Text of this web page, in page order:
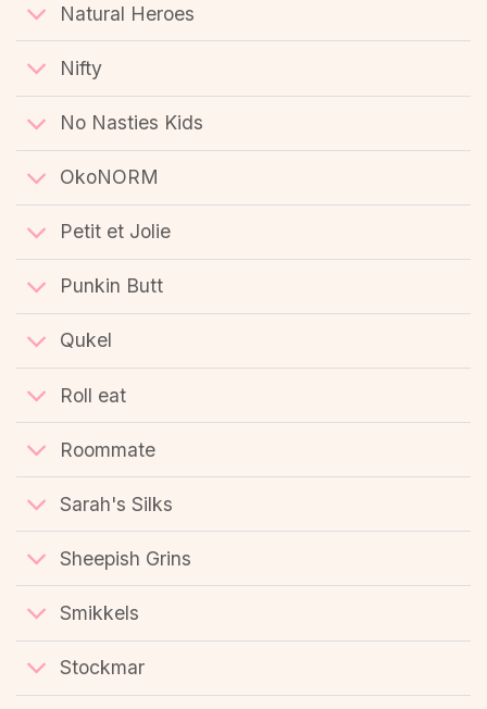
Natural Heroes
Nifty
No Nasties Kids
OkoNORM
Petit et Jolie
Punkin Butt
Qukel
Roll eat
Roommate
Sarah's Silks
Sheepish Grins
Smikkels
Stockmar